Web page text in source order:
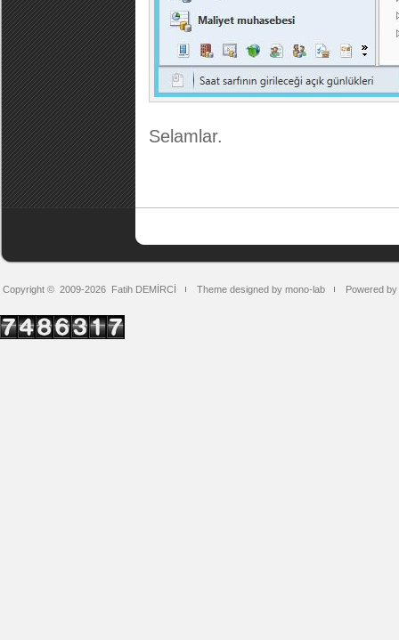
Selamlar.
Copyright © 2009-2026 Fatih DEMİRCİ Theme designed by mono-lab Powered